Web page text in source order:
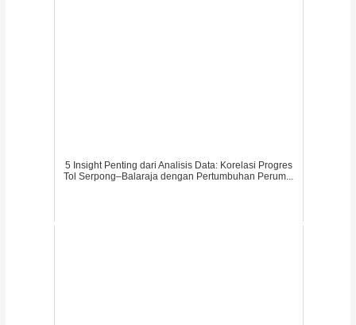
5 Insight Penting dari Analisis Data: Korelasi Progres
Tol Serpong–Balaraja dengan Pertumbuhan Perum...